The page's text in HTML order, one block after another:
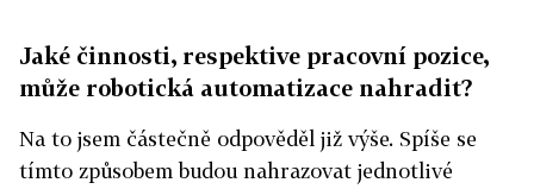
Jaké činnosti, respektive pracovní pozice,
může robotická automatizace nahradit?
Na to jsem částečně odpověděl již výše. Spíše se
tímto způsobem budou nahrazovat jednotlivé